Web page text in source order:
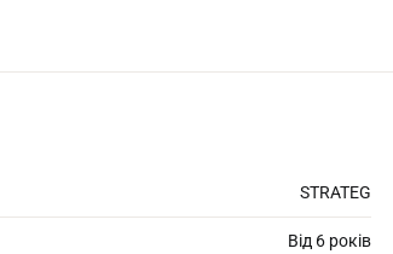
брусків, інструкція (на коробці). STRATEG
Від 6 років